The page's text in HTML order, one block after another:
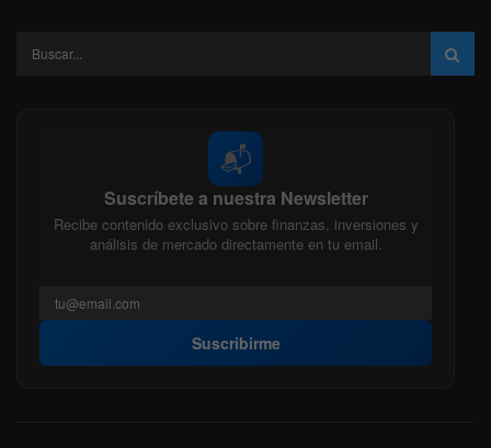
📬
Suscríbete a nuestra Newsletter
Recibe contenido exclusivo sobre finanzas, inversiones y
análisis de mercado directamente en tu email.
Suscribirme